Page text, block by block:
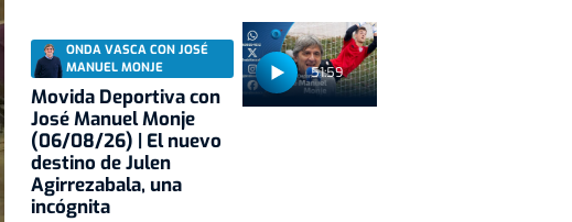
51:59
ONDA VASCA CON JOSÉ
MANUEL MONJE
Movida Deportiva con
José Manuel Monje
(06/08/26) | El nuevo
destino de Julen
Agirrezabala, una
incógnita